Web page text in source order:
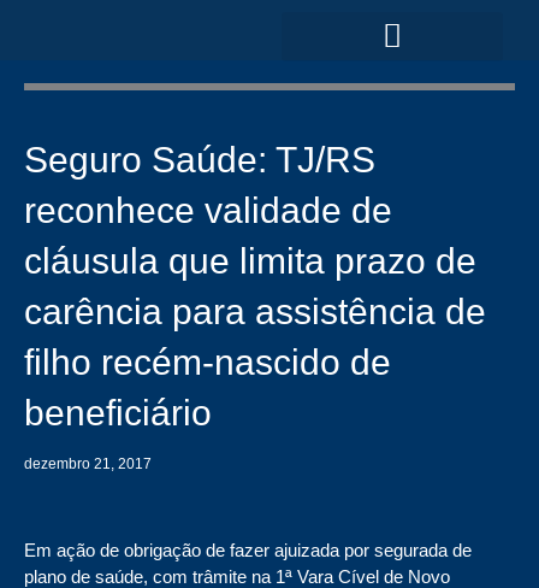
conteúdo
Seguro Saúde: TJ/RS
reconhece validade de
cláusula que limita prazo de
carência para assistência de
filho recém-nascido de
beneficiário
dezembro 21, 2017
Em ação de obrigação de fazer ajuizada por segurada de
plano de saúde, com trâmite na 1ª Vara Cível de Novo